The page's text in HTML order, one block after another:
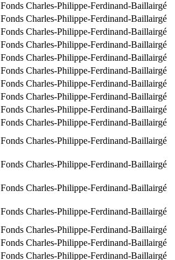
Fonds Charles-Philippe-Ferdinand-Baillairgé
Fonds Charles-Philippe-Ferdinand-Baillairgé
Fonds Charles-Philippe-Ferdinand-Baillairgé
Fonds Charles-Philippe-Ferdinand-Baillairgé
Fonds Charles-Philippe-Ferdinand-Baillairgé
Fonds Charles-Philippe-Ferdinand-Baillairgé
Fonds Charles-Philippe-Ferdinand-Baillairgé
Fonds Charles-Philippe-Ferdinand-Baillairgé
Fonds Charles-Philippe-Ferdinand-Baillairgé
Fonds Charles-Philippe-Ferdinand-Baillairgé
Fonds Charles-Philippe-Ferdinand-Baillairgé
Fonds Charles-Philippe-Ferdinand-Baillairgé
Fonds Charles-Philippe-Ferdinand-Baillairgé
Fonds Charles-Philippe-Ferdinand-Baillairgé
Fonds Charles-Philippe-Ferdinand-Baillairgé
Fonds Charles-Philippe-Ferdinand-Baillairgé
Fonds Charles-Philippe-Ferdinand-Baillairgé